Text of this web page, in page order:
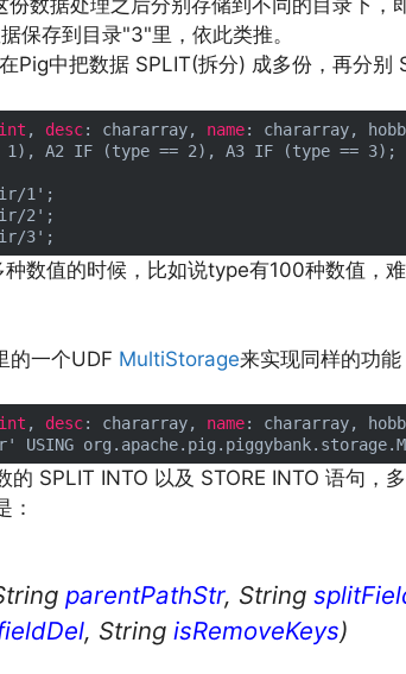
数据处理之后分别存储到不同的目录下，
保存到目录"3"里，依此类推。
Pig中把数据 SPLIT(拆分) 成多份，再分别
int , desc: chararray, name: chararray,
1), A2 IF (type == 2), A3 IF (type == 3);
1';
2';
数值的时候，比如说type有100种数值，
的一个UDF MultiStorage来实现同样的功能
int , desc: chararray, name: chararray,
SPLIT INTO 以及 STORE INTO 语句，多
：
parentPathStr, String
, String isRemoveKeys)